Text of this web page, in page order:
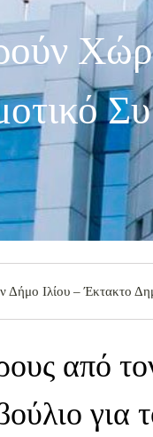
Ιλίου – Έκτακτο
από
για